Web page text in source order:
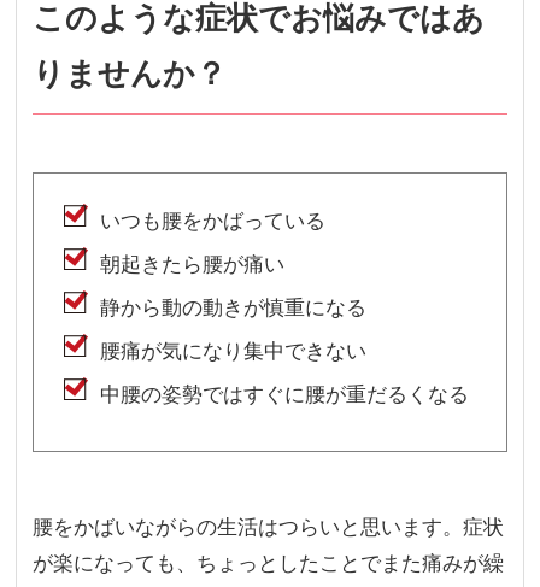
このような症状でお悩みではあ
りませんか？
いつも腰をかばっている
朝起きたら腰が痛い
静から動の動きが慎重になる
腰痛が気になり集中できない
中腰の姿勢ではすぐに腰が重だるくなる
腰をかばいながらの生活はつらいと思います。症状
が楽になっても、ちょっとしたことでまた痛みが繰